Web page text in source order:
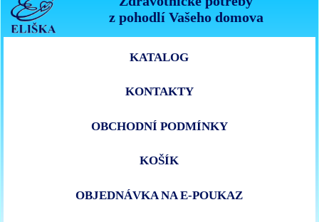
z pohodlí Vašeho domova
KATALOG
KONTAKTY
OBCHODNÍ PODMÍNKY
KOŠÍK
OBJEDNÁVKA NA E-POUKAZ